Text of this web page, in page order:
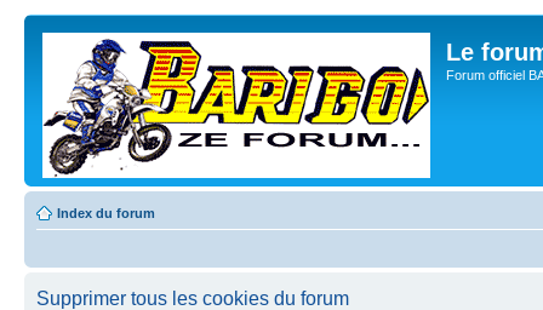
Le
Forum officiel
Index du forum
Supprimer tous les cookies du forum